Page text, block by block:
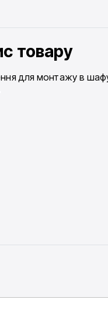
товару
для монтажу в